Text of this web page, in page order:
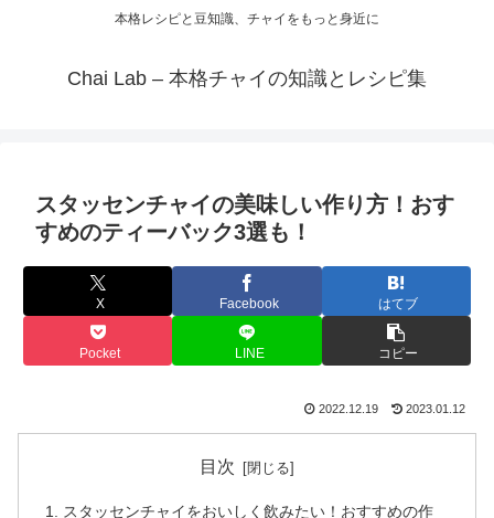
本格レシピと豆知識、チャイをもっと身近に
Chai Lab – 本格チャイの知識とレシピ集
スタッセンチャイの美味しい作り方！おす
すめのティーバック3選も！
X Facebook はてブ
Pocket LINE コピー
2022.12.19 2023.01.12
目次
スタッセンチャイをおいしく飲みたい！おすすめの作